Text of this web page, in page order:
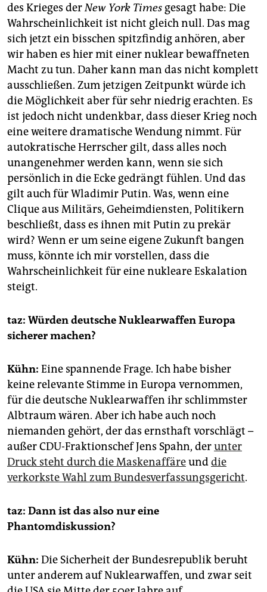
des Krieges derNew York Times gesagt habe: Die
Wahrscheinlichkeit ist nicht gleich null. Das mag
sich jetzt ein bisschen spitzfindig anhören, aber
wir haben es hier mit einer nuklear bewaffneten
Macht zu tun. Daher kann man das nicht komplett
ausschließen. Zum jetzigen Zeitpunkt würde ich
die Möglichkeit aber für sehr niedrig erachten. Es
ist jedoch nicht undenkbar, dass dieser Krieg noch
eine weitere dramatische Wendung nimmt. Für
autokratische Herrscher gilt, dass alles noch
unangenehmer werden kann, wenn sie sich
persönlich in die Ecke gedrängt fühlen. Und das
gilt auch für Wladimir Putin. Was, wenn eine
Clique aus Militärs, Geheimdiensten, Politikern
beschließt, dass es ihnen mit Putin zu prekär
wird? Wenn er um seine eigene Zukunft bangen
muss, könnte ich mir vorstellen, dass die
Wahrscheinlichkeit für eine nukleare Eskalation
steigt.
taz: Würden deutsche Nuklearwaffen Europa
sicherer machen?
Kühn: Eine spannende Frage. Ich habe bisher
keine relevante Stimme in Europa vernommen,
für die deutsche Nuklearwaffen ihr schlimmster
Albtraum wären. Aber ich habe auch noch
niemanden gehört, der das ernsthaft vorschlägt –
außer CDU-Fraktionschef Jens Spahn, derunter
Druck steht durch die Maskenaffäreunddie
verkorkste Wahl zum Bundesverfassungsgericht.
taz: Dann ist das also nur eine
Phantomdiskussion?
Kühn: Die Sicherheit der Bundesrepublik beruht
unter anderem auf Nuklearwaffen, und zwar seit